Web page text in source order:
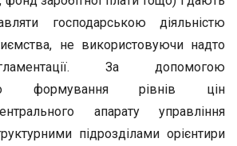
господарською діяльністю
не використовуючи надто
За допомогою
формування рівнів цін
апарату управління
підрозділами орієнтири